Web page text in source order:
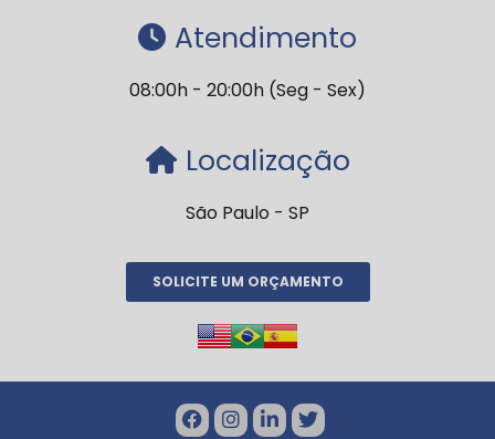
Atendimento
08:00h - 20:00h (Seg - Sex)
Localização
São Paulo - SP
SOLICITE UM ORÇAMENTO